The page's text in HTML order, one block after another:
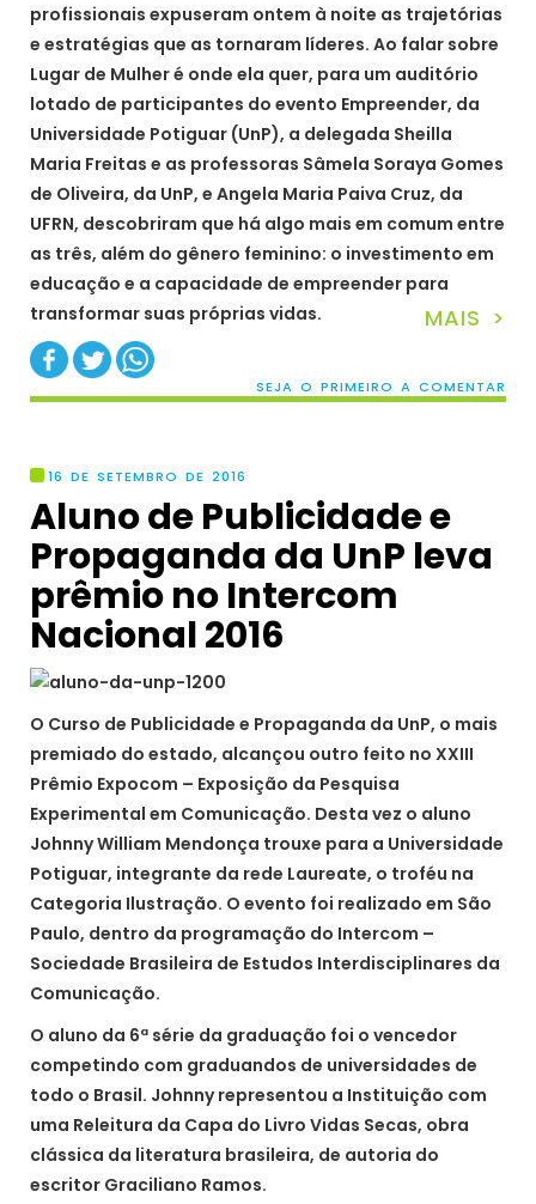
profissionais expuseram ontem à noite as trajetórias
e estratégias que as tornaram líderes. Ao falar sobre
Lugar de Mulher é onde ela quer, para um auditório
lotado de participantes do evento Empreender, da
Universidade Potiguar (UnP), a delegada Sheilla
Maria Freitas e as professoras Sâmela Soraya Gomes
de Oliveira, da UnP, e Angela Maria Paiva Cruz, da
UFRN, descobriram que há algo mais em comum entre
as três, além do gênero feminino: o investimento em
educação e a capacidade de empreender para
transformar suas próprias vidas.
MAIS >
SEJA O PRIMEIRO A COMENTAR
16 DE SETEMBRO DE 2016
Aluno de Publicidade e
Propaganda da UnP leva
prêmio no Intercom
Nacional 2016
O Curso de Publicidade e Propaganda da UnP, o mais
premiado do estado, alcançou outro feito no XXIII
Prêmio Expocom – Exposição da Pesquisa
Experimental em Comunicação. Desta vez o aluno
Johnny William Mendonça trouxe para a Universidade
Potiguar, integrante da rede Laureate, o troféu na
Categoria Ilustração. O evento foi realizado em São
Paulo, dentro da programação do Intercom –
Sociedade Brasileira de Estudos Interdisciplinares da
Comunicação.
O aluno da 6ª série da graduação foi o vencedor
competindo com graduandos de universidades de
todo o Brasil. Johnny representou a Instituição com
uma Releitura da Capa do Livro Vidas Secas, obra
clássica da literatura brasileira, de autoria do
escritor Graciliano Ramos.